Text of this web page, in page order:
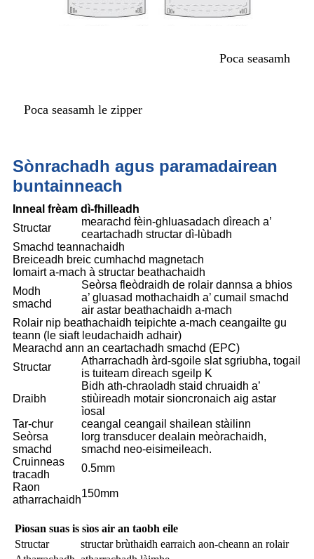
Poca seasamh
Poca seasamh le zipper
Sònrachadh agus paramadairean
buntainneach
Inneal frèam dì-fhilleadh
Structar
mearachd fèin-ghluasadach dìreach a’
ceartachadh structar dì-lùbadh
Smachd teannachaidh
Breiceadh breic cumhachd magnetach
Iomairt a-mach à structar beathachaidh
Modh
smachd
Seòrsa fleòdraidh de rolair dannsa a bhios
a’ gluasad mothachaidh a’ cumail smachd
air astar beathachaidh a-mach
Rolair nip beathachaidh teipichte a-mach ceangailte gu
teann (le siaft leudachaidh adhair)
Mearachd ann an ceartachadh smachd (EPC)
Structar
Atharrachadh àrd-sgoile slat sgriubha, togail
is tuiteam dìreach sgeilp K
Draibh
Bidh ath-chraoladh staid chruaidh a’
stiùireadh motair sioncronaich aig astar
ìosal
Tar-chur
ceangal ceangail shailean stàilinn
Seòrsa
smachd
lorg transducer dealain meòrachaidh,
smachd neo-eisimeileach.
Cruinneas
tracadh
0.5mm
Raon
atharrachaidh
150mm
Pìosan suas is sìos air an taobh eile
Structar
structar brùthaidh earraich aon-cheann an rolair